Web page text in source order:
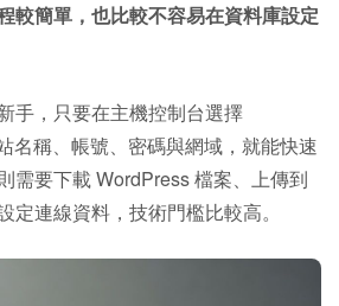
較簡單，也比較不容易在資料庫設定
手，只要在主機控制台選擇
名稱、帳號、密碼與網域，就能快速
需要下載 WordPress 檔案、上傳到
定連線資料，技術門檻比較高。